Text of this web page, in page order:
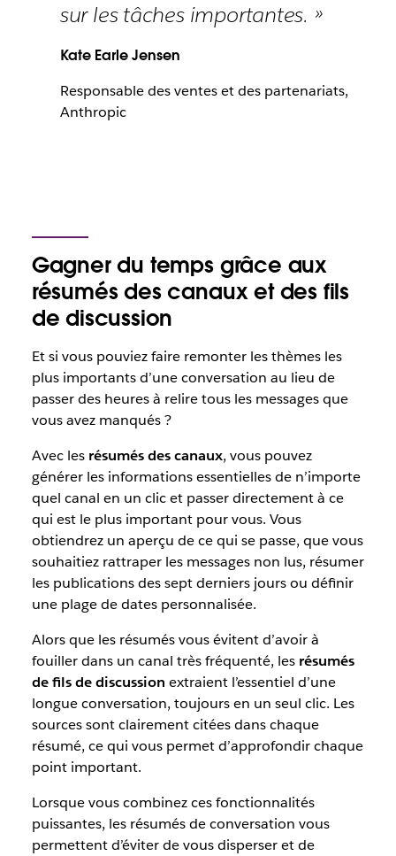
sur les tâches importantes. »
Kate Earle Jensen
Responsable des ventes et des partenariats,
Anthropic
Gagner du temps grâce aux
résumés des canaux et des fils
de discussion
Et si vous pouviez faire remonter les thèmes les
plus importants d’une conversation au lieu de
passer des heures à relire tous les messages que
vous avez manqués ?
Avec les résumés des canaux, vous pouvez
générer les informations essentielles de n’importe
quel canal en un clic et passer directement à ce
qui est le plus important pour vous. Vous
obtiendrez un aperçu de ce qui se passe, que vous
souhaitiez rattraper les messages non lus, résumer
les publications des sept derniers jours ou définir
une plage de dates personnalisée.
Alors que les résumés vous évitent d’avoir à
fouiller dans un canal très fréquenté, les résumés
de fils de discussion extraient l’essentiel d’une
longue conversation, toujours en un seul clic. Les
sources sont clairement citées dans chaque
résumé, ce qui vous permet d’approfondir chaque
point important.
Lorsque vous combinez ces fonctionnalités
puissantes, les résumés de conversation vous
permettent d’éviter de vous disperser et de